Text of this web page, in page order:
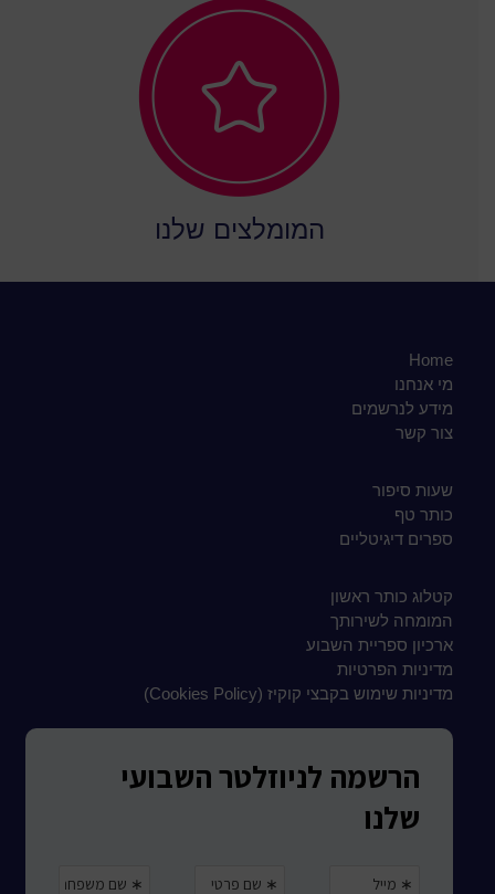
המומלצים שלנו
Home
מי אנחנו
מידע לנרשמים
צור קשר
שעות סיפור
כותר טף
ספרים דיגיטליים
קטלוג כותר ראשון
המומחה לשירותך
ארכיון ספריית השבוע
מדיניות הפרטיות
מדיניות שימוש בקבצי קוקיז (Cookies Policy)